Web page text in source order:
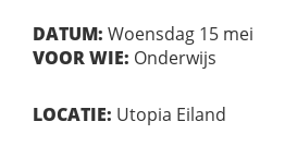
DATUM: Woensdag 15 mei
VOOR WIE: Onderwijs
LOCATIE: Utopia Eiland